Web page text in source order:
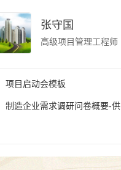
张守国
高级项目管理工程师
项目启动会模板
制造企业需求调研问卷概要-供应链（销售、采购、库存）